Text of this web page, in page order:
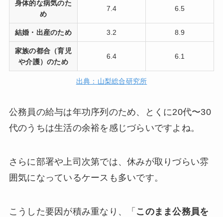
身体的な病気のた
め
7.4 6.5
結婚・出産のため 3.2 8.9
家族の都合（育児
や介護）のため
6.4 6.1
出典：山梨総合研究所
公務員の給与は年功序列のため、とくに20代〜30
代のうちは生活の余裕を感じづらいですよね。
さらに部署や上司次第では、休みが取りづらい雰
囲気になっているケースも多いです。
こうした要因が積み重なり、「 このまま公務員を